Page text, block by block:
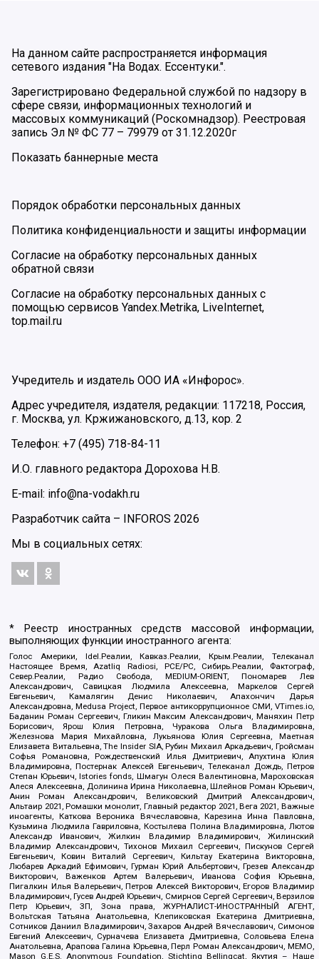
На данном сайте распространяется информация
сетевого издания "На Водах. Ессентуки.".
Зарегистрировано Федеральной службой по надзору в
сфере связи, информационных технологий и
массовых коммуникаций (Роскомнадзор). Реестровая
запись Эл № ФС 77 – 79979 от 31.12.2020г
Показать баннерные места
Порядок обработки персональных данных
Политика конфиденциальности и защиты информации
Согласие на обработку персональных данных
обратной связи
Согласие на обработку персональных данных с
помощью сервисов Yandex.Metrika, LiveInternet,
top.mail.ru
Учредитель и издатель ООО ИА «Инфорос».
Адрес учредителя, издателя, редакции: 117218, Россия,
г. Москва, ул. Кржижановского, д.13, кор. 2
Телефон: +7 (495) 718-84-11
И.О. главного редактора Дорохова Н.В.
E-mail: info@na-vodakh.ru
Разработчик сайта – INFOROS 2026
Мы в социальных сетях:
* Реестр иностранных средств массовой информации,
выполняющих функции иностранного агента:
Голос Америки, Idel.Реалии, Кавказ.Реалии, Крым.Реалии, Телеканал
Настоящее Время, Azatliq Radiosi, PCE/PC, Сибирь.Реалии, Фактограф,
Север.Реалии, Радио Свобода, MEDIUM-ORIENT, Пономарев Лев
Александрович, Савицкая Людмила Алексеевна, Маркелов Сергей
Евгеньевич, Камалягин Денис Николаевич, Апахончич Дарья
Александровна, Medusa Project, Первое антикоррупционное СМИ, VTimes.io,
Баданин Роман Сергеевич, Гликин Максим Александрович, Маняхин Петр
Борисович, Ярош Юлия Петровна, Чуракова Ольга Владимировна,
Железнова Мария Михайловна, Лукьянова Юлия Сергеевна, Маетная
Елизавета Витальевна, The Insider SIA, Рубин Михаил Аркадьевич, Гройсман
Софья Романовна, Рождественский Илья Дмитриевич, Апухтина Юлия
Владимировна, Постернак Алексей Евгеньевич, Телеканал Дождь, Петров
Степан Юрьевич, Istories fonds, Шмагун Олеся Валентиновна, Мароховская
Алеся Алексеевна, Долинина Ирина Николаевна, Шлейнов Роман Юрьевич,
Анин Роман Александрович, Великовский Дмитрий Александрович,
Альтаир 2021, Ромашки монолит, Главный редактор 2021, Вега 2021, Важные
иноагенты, Каткова Вероника Вячеславовна, Карезина Инна Павловна,
Кузьмина Людмила Гавриловна, Костылева Полина Владимировна, Лютов
Александр Иванович, Жилкин Владимир Владимирович, Жилинский
Владимир Александрович, Тихонов Михаил Сергеевич, Пискунов Сергей
Евгеньевич, Ковин Виталий Сергеевич, Кильтау Екатерина Викторовна,
Любарев Аркадий Ефимович, Гурман Юрий Альбертович, Грезев Александр
Викторович, Важенков Артем Валерьевич, Иванова София Юрьевна,
Пигалкин Илья Валерьевич, Петров Алексей Викторович, Егоров Владимир
Владимирович, Гусев Андрей Юрьевич, Смирнов Сергей Сергеевич, Верзилов
Петр Юрьевич, ЗП, Зона права, ЖУРНАЛИСТ-ИНОСТРАННЫЙ АГЕНТ,
Вольтская Татьяна Анатольевна, Клепиковская Екатерина Дмитриевна,
Сотников Даниил Владимирович, Захаров Андрей Вячеславович, Симонов
Евгений Алексеевич, Сурначева Елизавета Дмитриевна, Соловьева Елена
Анатольевна, Арапова Галина Юрьевна, Перл Роман Александрович, МЕМО,
Mason G.E.S. Anonymous Foundation, Stichting Bellingcat, Якутия – Наше